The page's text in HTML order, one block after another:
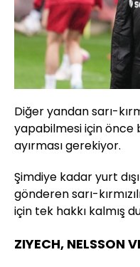
Diğer yandan sarı-
yapabilmesi için önce
ayırması gerekiyor.
Şimdiye kadar yurt
gönderen sarı-
için tek hakkı kalmış
ZIYECH, NELSSON